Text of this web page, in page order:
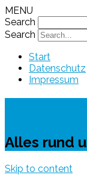
MENU
Search
Search
Start
Datenschutz
Impressum
Alles rund
Skip to content